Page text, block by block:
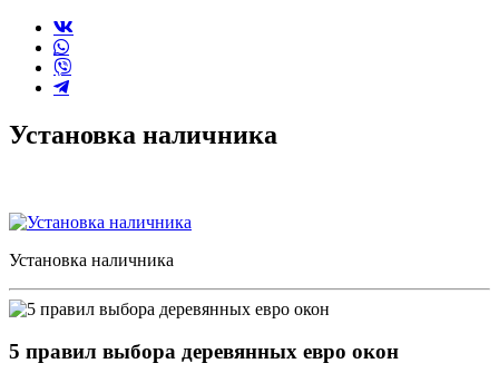
Установка наличника
Установка наличника
5 правил выбора деревянных евро окон